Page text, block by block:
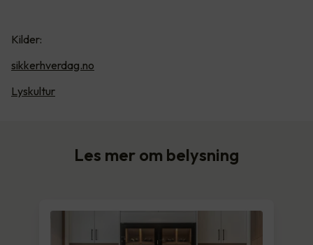
Kilder:
sikkerhverdag.no
Lyskultur
Les mer om belysning